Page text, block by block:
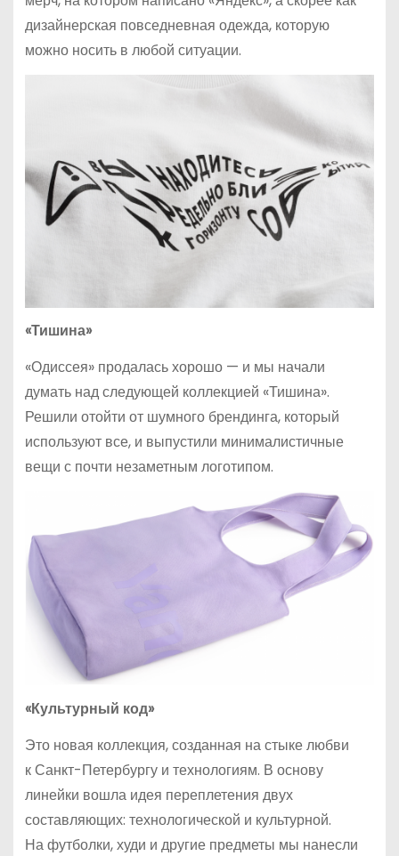
дизайнерская повседневная одежда, которую
можно носить в любой ситуации.
«Тишина»
«Одиссея» продалась хорошо — и мы начали
думать над следующей коллекцией «Тишина».
Решили отойти от шумного брендинга, который
используют все, и выпустили минималистичные
вещи с почти незаметным логотипом.
«Культурный код»
Это новая коллекция, созданная на стыке любви
к Санкт-Петербургу и технологиям. В основу
линейки вошла идея переплетения двух
составляющих: технологической и культурной.
На футболки, худи и другие предметы мы нанесли